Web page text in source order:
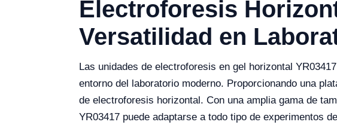
Electroforesis
Versatilidad en
Las unidades de electroforesis en gel horizontal
entorno del laboratorio moderno. Proporcionando una
de electroforesis horizontal. Con una amplia gama de
YR03417 puede adaptarse a todo tipo de experimentos